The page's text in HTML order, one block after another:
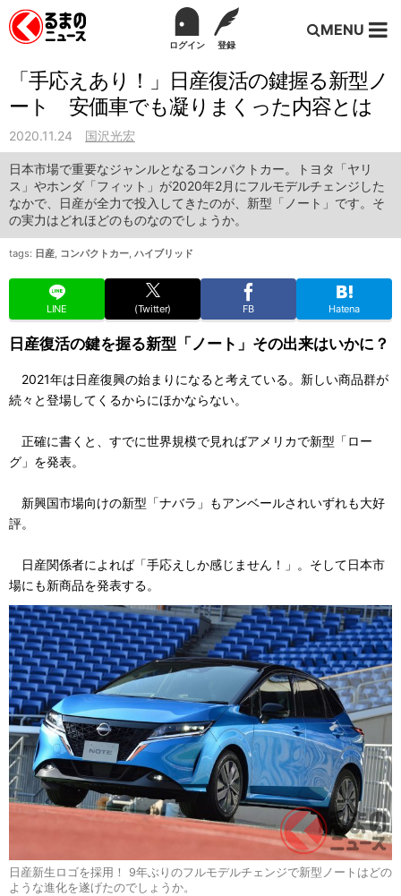
ログイン 登録
MENU
「手応えあり！」日産復活の鍵握る新型ノ
ート 安価車でも凝りまくった内容とは
2020.11.24 国沢光宏
日本市場で重要なジャンルとなるコンパクトカー。トヨタ「ヤリ
ス」やホンダ「フィット」が2020年2月にフルモデルチェンジした
なかで、日産が全力で投入してきたのが、新型「ノート」です。そ
の実力はどれほどのものなのでしょうか。
tags: 日産, コンパクトカー, ハイブリッド
LINE (Twitter) FB Hatena
日産復活の鍵を握る新型「ノート」その出来はいかに？
2021年は日産復興の始まりになると考えている。新しい商品群が
続々と登場してくるからにほかならない。
正確に書くと、すでに世界規模で見ればアメリカで新型「ロー
グ」を発表。
新興国市場向けの新型「ナバラ」もアンベールされいずれも大好
評。
日産関係者によれば「手応えしか感じません！」。そして日本市
場にも新商品を発表する。
日産新生ロゴを採用！ 9年ぶりのフルモデルチェンジで新型ノートはどの
ような進化を遂げたのでしょうか。